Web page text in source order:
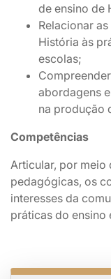
de ensino de
Relacionar
História às
escolas;
abordagens
na produção
Competências
Articular, por meio
pedagógicas, os
interesses da
práticas do ensino